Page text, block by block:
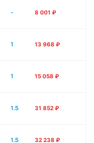
- 8 001 ₽
1 13 968 ₽
1 15 058 ₽
1.5 31 852 ₽
1.5 32 238 ₽